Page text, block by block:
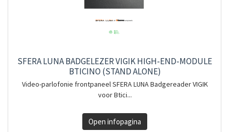
SFERA LUNA BADGELEZER VIGIK HIGH-END-MODULE
BTICINO (STAND ALONE)
Video-parlofonie frontpaneel SFERA LUNA Badgereader VIGIK
voor Btici...
Open infopagina